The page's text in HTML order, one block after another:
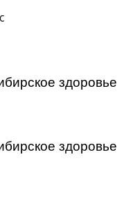
здоровье
здоровье